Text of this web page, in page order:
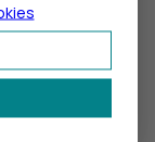
de votre
leur coût.